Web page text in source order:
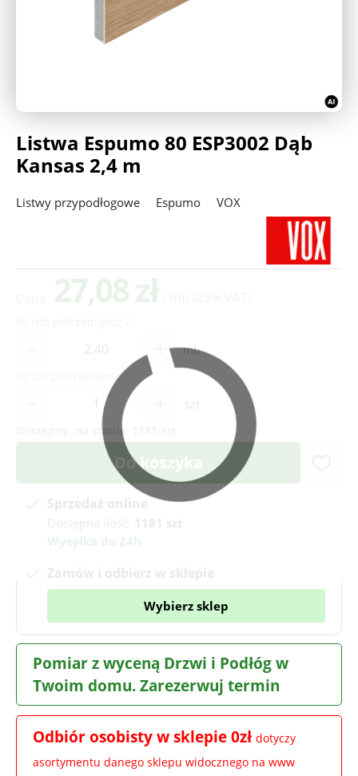
Deweloperzy
Listwa Espumo 80 ESP3002 Dąb
Kansas 2,4 m
Listwy przypodłogowe Espumo VOX
mb
Ile szt potrzebujesz ?
szt
Dostępny, na stanie:
Do koszyka
Wybierz sklep
Pomiar z wyceną Drzwi i Podłóg w
Twoim domu. Zarezerwuj termin
Odbiór osobisty w sklepie 0zł dotyczy
asortymentu danego sklepu widocznego na www